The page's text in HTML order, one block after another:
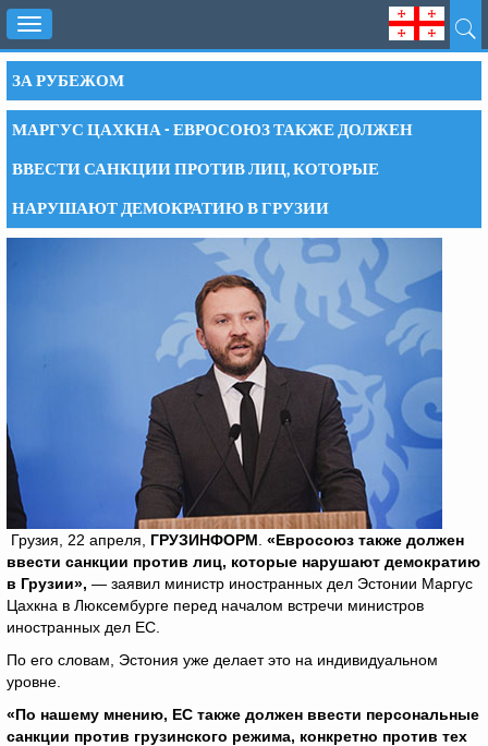
Toggle
navigation
ЗА РУБЕЖОМ
МАРГУС ЦАХКНА - ЕВРОСОЮЗ ТАКЖЕ ДОЛЖЕН
ВВЕСТИ САНКЦИИ ПРОТИВ ЛИЦ, КОТОРЫЕ
НАРУШАЮТ ДЕМОКРАТИЮ В ГРУЗИИ
Грузия, 22 апреля, ГРУЗИНФОРМ «Евросоюз также должен
ввести санкции против лиц, которые нарушают демократию
в Грузии», — заявил министр иностранных дел Эстонии Маргус
Цахкна в Люксембурге перед началом встречи министров
иностранных дел ЕС.
По его словам, Эстония уже делает это на индивидуальном
уровне.
«По нашему мнению, ЕС также должен ввести персональные
санкции против грузинского режима, конкретно против тех